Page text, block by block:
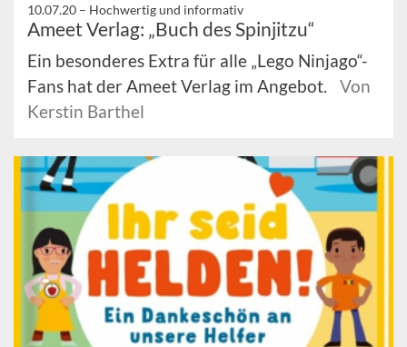
10.07.20 – Hochwertig und informativ
Ameet Verlag: „Buch des Spinjitzu“
Ein besonderes Extra für alle „Lego Ninjago“-
Fans hat der Ameet Verlag im Angebot.
Von
Kerstin Barthel